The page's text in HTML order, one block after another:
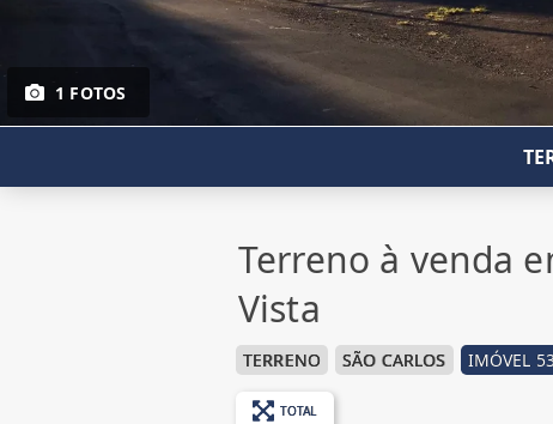
1 FOTOS
Terreno à venda
Vista
TERRENO SÃO CARLOS IMÓVEL
TOTAL